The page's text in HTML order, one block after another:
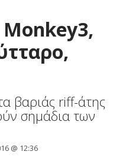
Monkey3,
βαριάς riff-άτης
σημάδια των
@ 12:36